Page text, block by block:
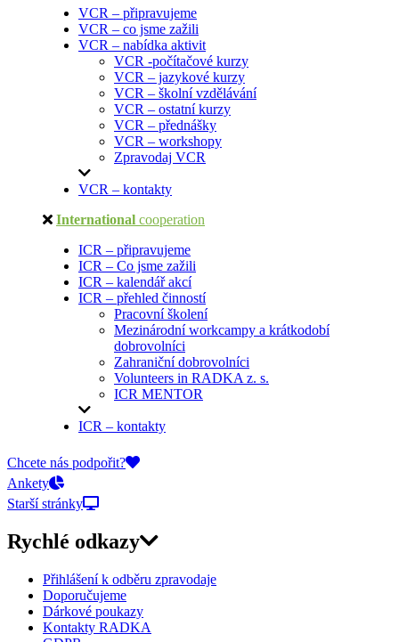
VCR – připravujeme
VCR – co jsme zažili
VCR – nabídka aktivit
VCR -počítačové kurzy
VCR – jazykové kurzy
VCR – školní vzdělávání
VCR – ostatní kurzy
VCR – přednášky
VCR – workshopy
Zpravodaj VCR
VCR – kontakty
International cooperation
ICR – připravujeme
ICR – Co jsme zažili
ICR – kalendář akcí
ICR – přehled činností
Pracovní školení
Mezinárodní workcampy a krátkodobí
dobrovolníci
Zahraniční dobrovolníci
Volunteers in RADKA z. s.
ICR MENTOR
ICR – kontakty
On-line přihlášky
Chcete nás podpořit?
Ankety
Starší stránky
Rychlé odkazy
Přihlášení k odběru zpravodaje
Doporučujeme
Dárkové poukazy
Kontakty RADKA